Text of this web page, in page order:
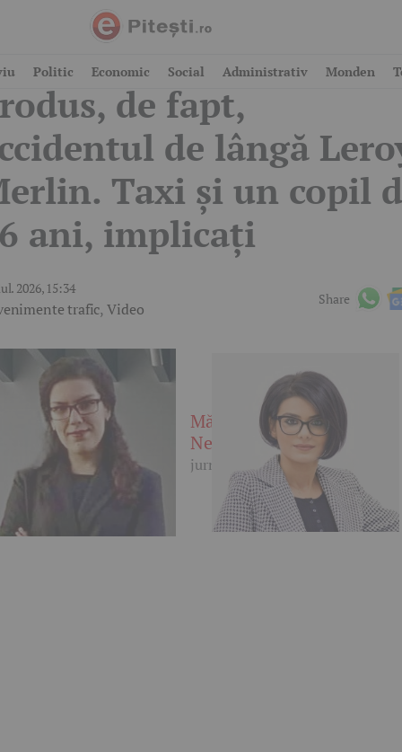
Politic Economic Social Administrativ Monden
Argeș, oficial: Cum
de fapt,
de lângă
Taxi și un copil
ani, implicați
2026, 15:34
trafic,Video
Share
Mădălina
Nedelcu
jurnalist